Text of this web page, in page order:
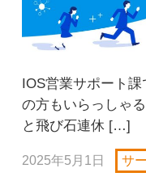
IOS営業サポート
の方もいらっしゃ
と飛び石連休 […]
2025年5月1日 サ